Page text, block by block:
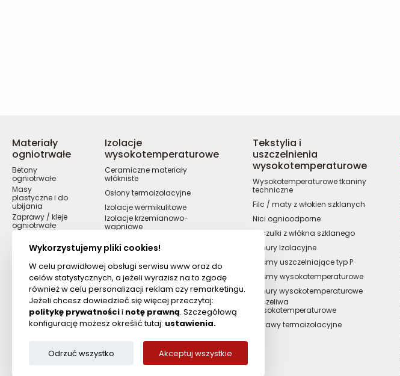
Materiały
ogniotrwałe
Betony
ogniotrwałe
Masy
plastyczne i do
ubijania
Zaprawy / kleje
ogniotrwałe
ogniotrwałe
Masy żaro i
kwasoodporne
Masy / kity
ogniotrwałe
Cyrkonowe
materiały
ogniotrwałe
Izolacje
wysokotemperaturowe
Ceramiczne materiały
włókniste
Osłony termoizolacyjne
Izolacje wermikulitowe
Izolacje krzemianowo-
wapniowe
Tekstylia i
uszczelnienia
wysokotemperaturowe
Wysokotemperaturowe tkaniny
techniczne
Filc / maty z włokien szklanych
Nici ognioodporne
Koszulki z włókna szklanego
Sznury Izolacyjne
Taśmy uszczelniające typ P
Taśmy wysokotemperaturowe
Sznury wysokotemperaturowe
Szczeliwa
wysokotemperaturowe
Rękawy termoizolacyjne
Wykorzystujemy pliki cookies!
W celu prawidłowej obsługi serwisu www oraz do
celów statystycznych, a jeżeli wyrazisz na to zgodę
również w celu personalizacji reklam czy remarketingu.
Jeżeli chcesz dowiedzieć się więcej przeczytaj:
politykę prywatnościi notę prawną. Szczegółową
konfigurację możesz określić tutaj: ustawienia.
Odrzuć wszystko Akceptuj wszystkie